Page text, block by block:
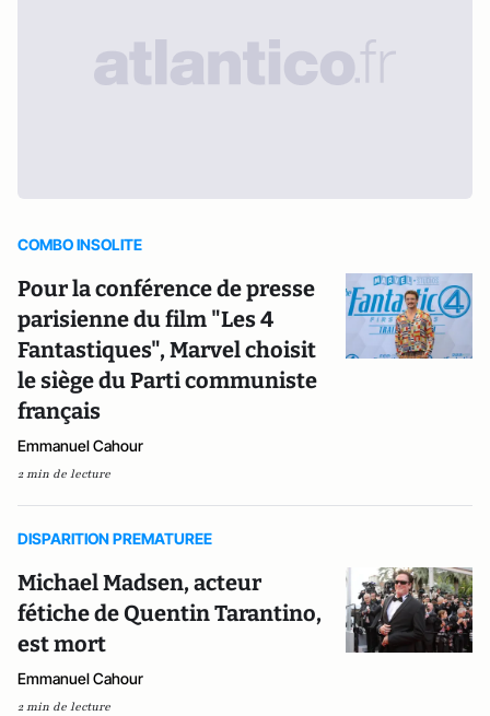
COMBO INSOLITE
Pour la conférence de presse
parisienne du film "Les 4
Fantastiques", Marvel choisit
le siège du Parti communiste
français
Emmanuel Cahour
2 min de lecture
DISPARITION PREMATUREE
Michael Madsen, acteur
fétiche de Quentin Tarantino,
est mort
Emmanuel Cahour
2 min de lecture